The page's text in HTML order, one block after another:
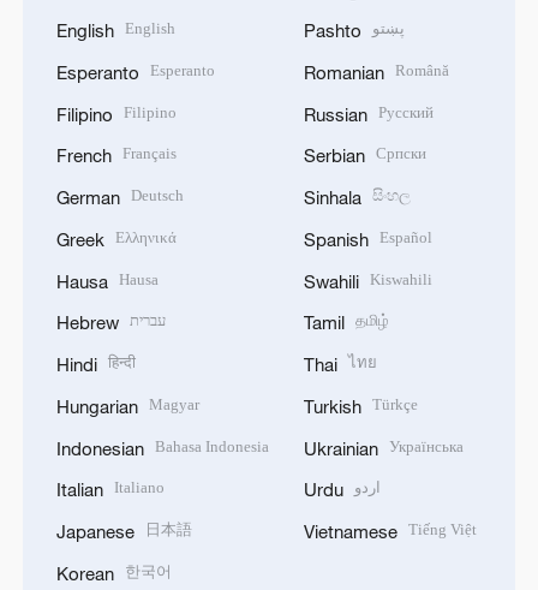
English English
Esperanto Esperanto
Filipino Filipino
French Français
German Deutsch
Greek Ελληνικά
Hausa Hausa
Hebrew עברית
Hindi हिन्दी
Hungarian Magyar
Indonesian Bahasa Indonesia
Italian Italiano
Japanese 日本語
Korean 한국어
Pashto پښتو
Romanian Română
Russian Русский
Serbian Српски
Sinhala සිංහල
Spanish Español
Swahili Kiswahili
Tamil தமிழ்
Thai ไทย
Turkish Türkçe
Ukrainian Українська
Urdu اردو
Vietnamese Tiếng Việt